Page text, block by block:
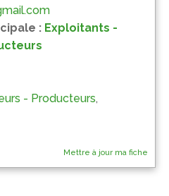
: Exploitants -
- Producteurs,
Mettre à jour ma fiche